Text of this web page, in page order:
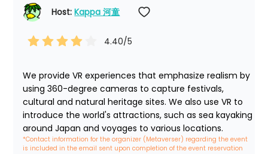
Host: Kappa 河童
4.40/5
We provide VR experiences that emphasize realism by
using 360-degree cameras to capture festivals,
cultural and natural heritage sites. We also use VR to
introduce the world's attractions, such as sea kayaking
around Japan and voyages to various locations.
*Contact information for the organizer (Metaverser) regarding the event
is included in the email sent upon completion of the event reservation